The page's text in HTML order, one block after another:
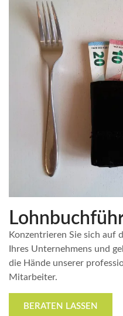
Konzentrieren Sie sich auf
Ihres Unternehmens und
die Hände unserer
Mitarbeiter.
BERATEN LASSEN